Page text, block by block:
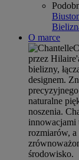
O marce
przez
bielizny,
designem.
naturalne
noszenia.
innowacjami
rozmiarów, a
środowisko.